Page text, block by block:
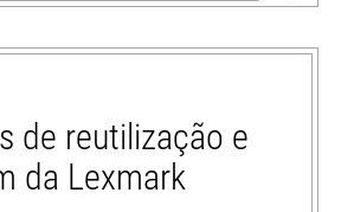
de reutilização e
da Lexmark